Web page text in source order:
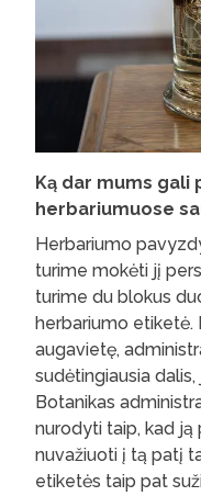
Ką dar mums
herbariumuose
Herbariumo
turime mokėti jį
turime du blokus
herbariumo etiketė.
augavietę,
sudėtingiausia
Botanikas
nurodyti taip, kad ją
nuvažiuoti į tą patį
etiketės taip pat